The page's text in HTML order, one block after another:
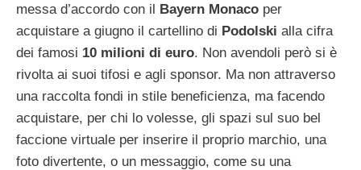
messa d’accordo con il Bayern Monaco per
acquistare a giugno il cartellino di Podolski alla cifra
dei famosi 10 milioni di euro. Non avendoli però si è
rivolta ai suoi tifosi e agli sponsor. Ma non attraverso
una raccolta fondi in stile beneficienza, ma facendo
acquistare, per chi lo volesse, gli spazi sul suo bel
faccione virtuale per inserire il proprio marchio, una
foto divertente, o un messaggio, come su una